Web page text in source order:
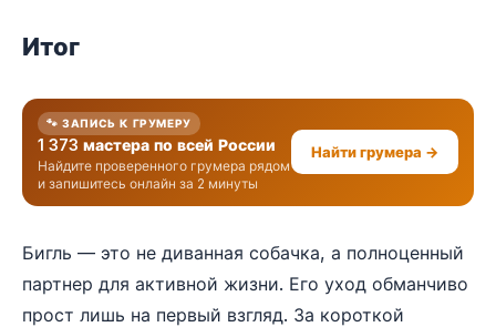
Итог
🐾 ЗАПИСЬ К ГРУМЕРУ
1 373 мастера по всей России
Найдите проверенного грумера рядом
и запишитесь онлайн за 2 минуты
Найти грумера →
Бигль — это не диванная собачка, а полноценный
партнер для активной жизни. Его уход обманчиво
прост лишь на первый взгляд. За короткой